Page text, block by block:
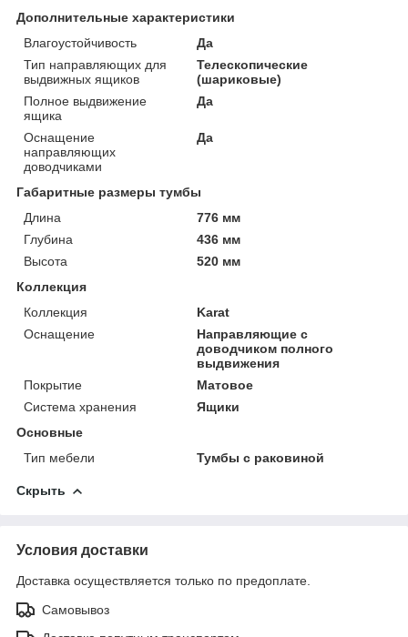
Дополнительные характеристики
Влагоустойчивость
Да
Тип направляющих для
выдвижных ящиков
Телескопические
(шариковые)
Полное выдвижение
ящика
Да
Оснащение
направляющих
доводчиками
Да
Габаритные размеры тумбы
Длина
776 мм
Глубина
436 мм
Высота
520 мм
Коллекция
Коллекция
Karat
Оснащение
Направляющие с
доводчиком полного
выдвижения
Покрытие
Матовое
Система хранения
Ящики
Основные
Тип мебели
Тумбы с раковиной
Скрыть
Условия доставки
Доставка осуществляется только по предоплате.
Самовывоз